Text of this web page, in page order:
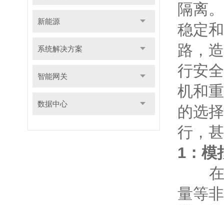
新能源
系统解决方案
智能网关
数据中心
隔离
稳定
路，
行安
机和
的选
行，
1：模
在水
量等